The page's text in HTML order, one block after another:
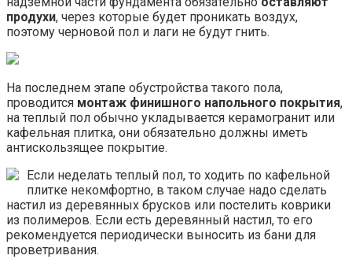
продухи, через которые будет проникать воздух,
поэтому черновой пол и лаги не будут гнить.
На последнем этапе обустройства такого пола,
проводится монтаж финишного напольного покрытия,
на теплый пол обычно укладывается керамогранит или
кафельная плитка, они обязательно должны иметь
антискользящее покрытие.
Если неделать теплый пол, то ходить по кафельной
плитке некомфортно, в таком случае надо сделать
настил из деревянных брусков или постелить коврики
из полимеров. Если есть деревянный настил, то его
рекомендуется периодически выносить из бани для
проветривания.